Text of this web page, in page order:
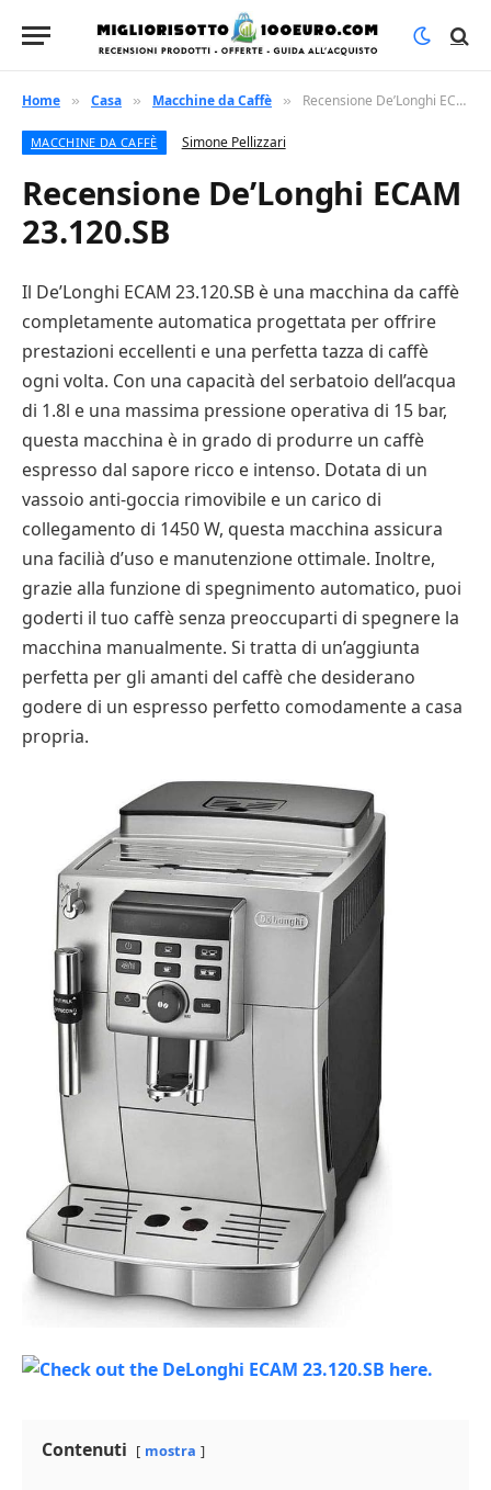
Home » Casa » Macchine da Caffè » Recensione De’Longhi ECAM 23.120.SB
MACCHINE DA CAFFÈ Simone Pellizzari
Recensione De’Longhi ECAM
23.120.SB
Il De’Longhi ECAM 23.120.SB è una macchina da caffè
completamente automatica progettata per offrire
prestazioni eccellenti e una perfetta tazza di caffè
ogni volta. Con una capacità del serbatoio dell’acqua
di 1.8l e una massima pressione operativa di 15 bar,
questa macchina è in grado di produrre un caffè
espresso dal sapore ricco e intenso. Dotata di un
vassoio anti-goccia rimovibile e un carico di
collegamento di 1450 W, questa macchina assicura
una facilià d’uso e manutenzione ottimale. Inoltre,
grazie alla funzione di spegnimento automatico, puoi
goderti il tuo caffè senza preoccuparti di spegnere la
macchina manualmente. Si tratta di un’aggiunta
perfetta per gli amanti del caffè che desiderano
godere di un espresso perfetto comodamente a casa
propria.
Contenuti mostra